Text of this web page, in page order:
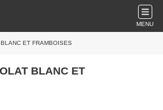
MENU
ET FRAMBOISES
BLANC ET